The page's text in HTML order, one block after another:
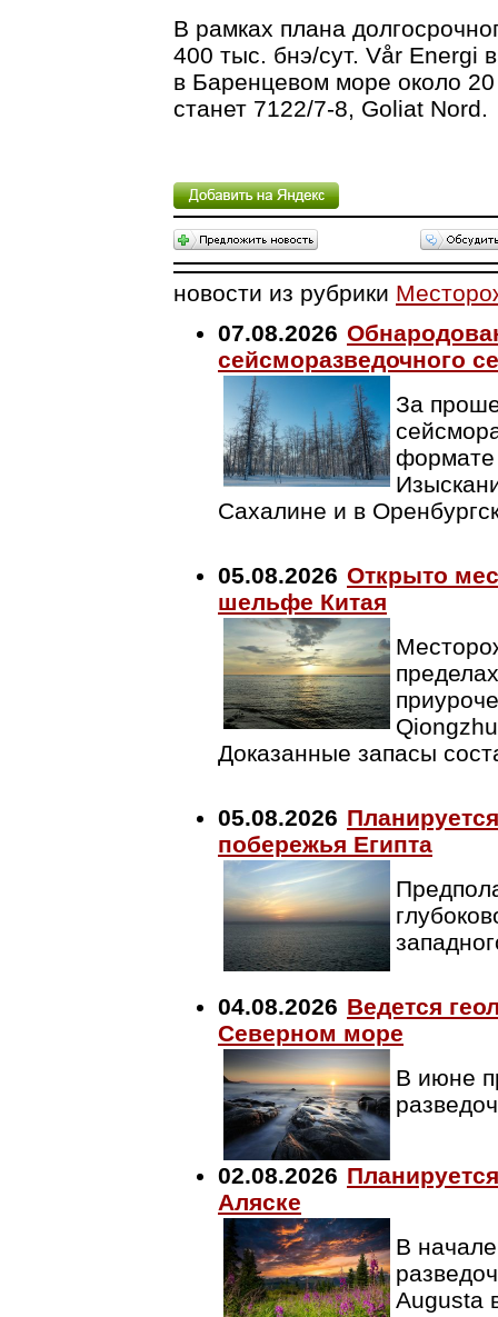
В рамках плана
400 тыс. бнэ/сут. Vår Energi
в Баренцевом море около
станет 7122/7-8, Goliat Nord.
новости из рубрики
07.08.2026
сейсморазведочного
За
формате
Сахалине и в
05.08.2026 Открыто
шельфе Китая
Доказанные запасы
05.08.2026
побережья Египта
04.08.2026 Ведется
Северном море
В июне
02.08.2026
Аляске
В
Augusta